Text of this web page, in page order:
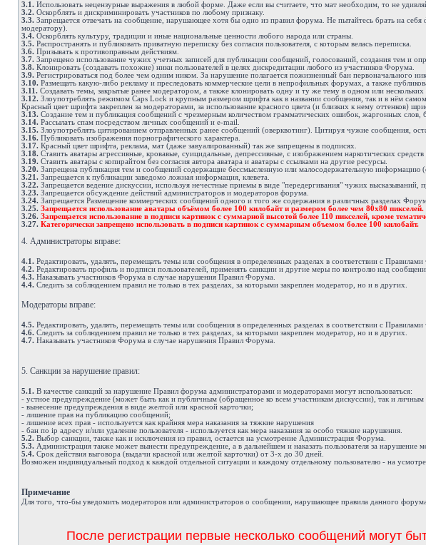
3.1. Использовать нецензурные выражения в любой форме. Даже если вы считаете, что мат необходим, то не
3.2. Оскорблять и дискриминировать участников по любому признаку.
3.3. Запрещается отвечать на сообщение, нарушающее хотя бы одно из правил форума. Не пытайтесь брать на
модератору).
3.4. Оскорблять культуру, традиции и иные национальные ценности любого народа или страны.
3.5. Распространять и публиковать приватную переписку без согласия пользователя, с которым велась переписка.
3.6. Призывать к противоправным действиям.
3.7. Запрещено использование чужих учетных записей для публикации сообщений, голосований, создания тем и
3.8. Клонировать (создавать похожие) ники пользователей в целях дискредитации любого из участников Форума.
3.9. Регистрироваться под более чем одним ником. За нарушение полагается пожизненный бан первоначального
3.10. Размещать какую-либо рекламу и преследовать коммерческие цели в непрофильных форумах, а также
3.11. Создавать темы, закрытые ранее модератором, а также клонировать одну и ту же тему в одном или нескольких
3.12. Злоупотреблять режимом Caps Lock и крупным размером шрифта как в названии сообщения, так и в нём
Красный цвет шрифта закреплен за модераторами, за использование красного цвета (и близких к нему оттенков)
3.13. Создание тем и публикация сообщений с чрезмерным количеством грамматических ошибок, жаргонных
3.14. Рассылать спам посредством личных сообщений и e-mail.
3.15. Злоупотреблять цитированием отправленных ранее сообщений (оверквотинг). Цитируя чужие сообщения,
3.16. Публиковать изображения порнографического характера.
3.17. Красный цвет шрифта, реклама, мат (даже завуалированный) так же запрещены в подписях.
3.18. Ставить аватары агрессивные, кровавые, суицидальные, депрессивные, с изображением наркотических
3.19. Ставить аватары с копирайтом без согласия автора аватара и аватары с ссылками на другие ресурсы.
3.20. Запрещена публикация тем и сообщений содержащие бессмысленную или малосодержательную информацию
3.21. Запрещается к публикации заведомо ложная информация, клевета.
3.22. Запрещается ведение дискуссии, используя нечестные приемы в виде "передергивания" чужих
3.23. Запрещается обсуждение действий администраторов и модераторов форума.
3.24. Запрещается Размещение коммерческих сообщений одного и того же содержания в различных разделах
3.25. Запрещается использование аватары объёмом более 100 килобайт и размером более чем 80х80 пикселей.
3.26. Запрещается использование в подписи картинок с суммарной высотой более 110 пикселей, кроме
3.27. Категорически запрещено использовать в подписи картинок с суммарным объемом более 100 килобайт.
4. Администраторы вправе:
4.1. Редактировать, удалять, перемещать темы или сообщения в определенных разделах в соответствии с Правилами
4.2. Редактировать профиль и подписи пользователей, применять санкции и другие меры по контролю над
4.3. Наказывать участников Форума в случае нарушения Правил Форума.
4.4. Следить за соблюдением правил не только в тех разделах, за которыми закреплен модератор, но и в других.
Модераторы вправе:
4.5. Редактировать, удалять, перемещать темы или сообщения в определенных разделах в соответствии с Правилами
4.6. Следить за соблюдением правил не только в тех разделах, за которыми закреплен модератор, но и в других.
4.7. Наказывать участников Форума в случае нарушения Правил Форума.
5. Санкции за нарушение правил:
5.1. В качестве санкций за нарушение Правил форума администраторами и модераторами могут использоваться:
- устное предупреждение (может быть как и публичным (обращенное ко всем участникам дискуссии), так и личным
- вынесение предупреждения в виде желтой или красной карточки;
- лишение прав на публикацию сообщений;
- лишение всех прав - используется как крайняя мера наказания за тяжкие нарушения
- бан по ip адресу и/или удаление пользователя - используется как мера наказания за особо тяжкие нарушения.
5.2. Выбор санкции, также как и исключения из правил, остается на усмотрение Администрация Форума.
5.3. Администрация также может вынести предупреждение, а в дальнейшем и наказать пользователя за
5.4. Срок действия выговора (выдачи красной или желтой карточки) от 3-х до 30 дней.
Возможен индивидуальный подход к каждой отдельной ситуации и каждому отдельному пользователю - на
Примечание
Для того, что-бы уведомить модераторов или администраторов о сообщении, нарушающее правила данного
После регистрации первые несколько сообщений могут